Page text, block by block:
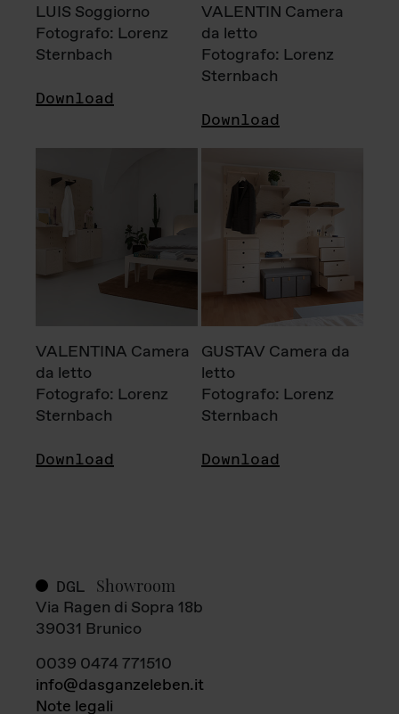
LUIS Soggiorno
Fotografo: Lorenz
Sternbach
Download
VALENTIN Camera
da letto
Fotografo: Lorenz
Sternbach
Download
VALENTINA Camera
da letto
Fotografo: Lorenz
Sternbach
Download
GUSTAV Camera da
letto
Fotografo: Lorenz
Sternbach
Download
DGL Showroom
Via Ragen di Sopra 18b
39031 Brunico
0039 0474 771510
info@dasganzeleben.it
Note legali